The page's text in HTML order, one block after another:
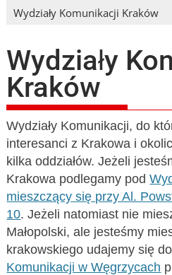
Wydziały Komunikacji Kraków
Wydziały
Kraków
Wydziały Komunikacji, do
interesanci z Krakowa i
kilka oddziałów. Jeżeli
Krakowa podlegamy pod
mieszczący się przy Al.
10. Jeżeli natomiast nie
Małopolski, ale jesteśmy
krakowskiego udajemy się do
Komunikacji w Węgrzycach